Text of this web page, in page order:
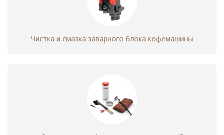
Ремонт или замена
Профилактика
360 - 960
Чистка кофемолки
кофемашины
Чистка дозаторной
Чистка и смазка заварного блока кофемашины